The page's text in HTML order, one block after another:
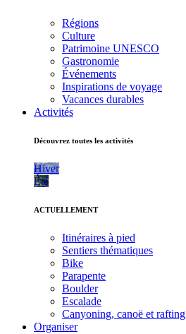
Régions
Culture
Patrimoine UNESCO
Gastronomie
Événements
Inspirations de voyage
Vacances durables
Activités
Découvrez toutes les activités
Hiver
Été
ACTUELLEMENT
Itinéraires à pied
Sentiers thématiques
Bike
Parapente
Boulder
Escalade
Canyoning, canoë et rafting
Organiser